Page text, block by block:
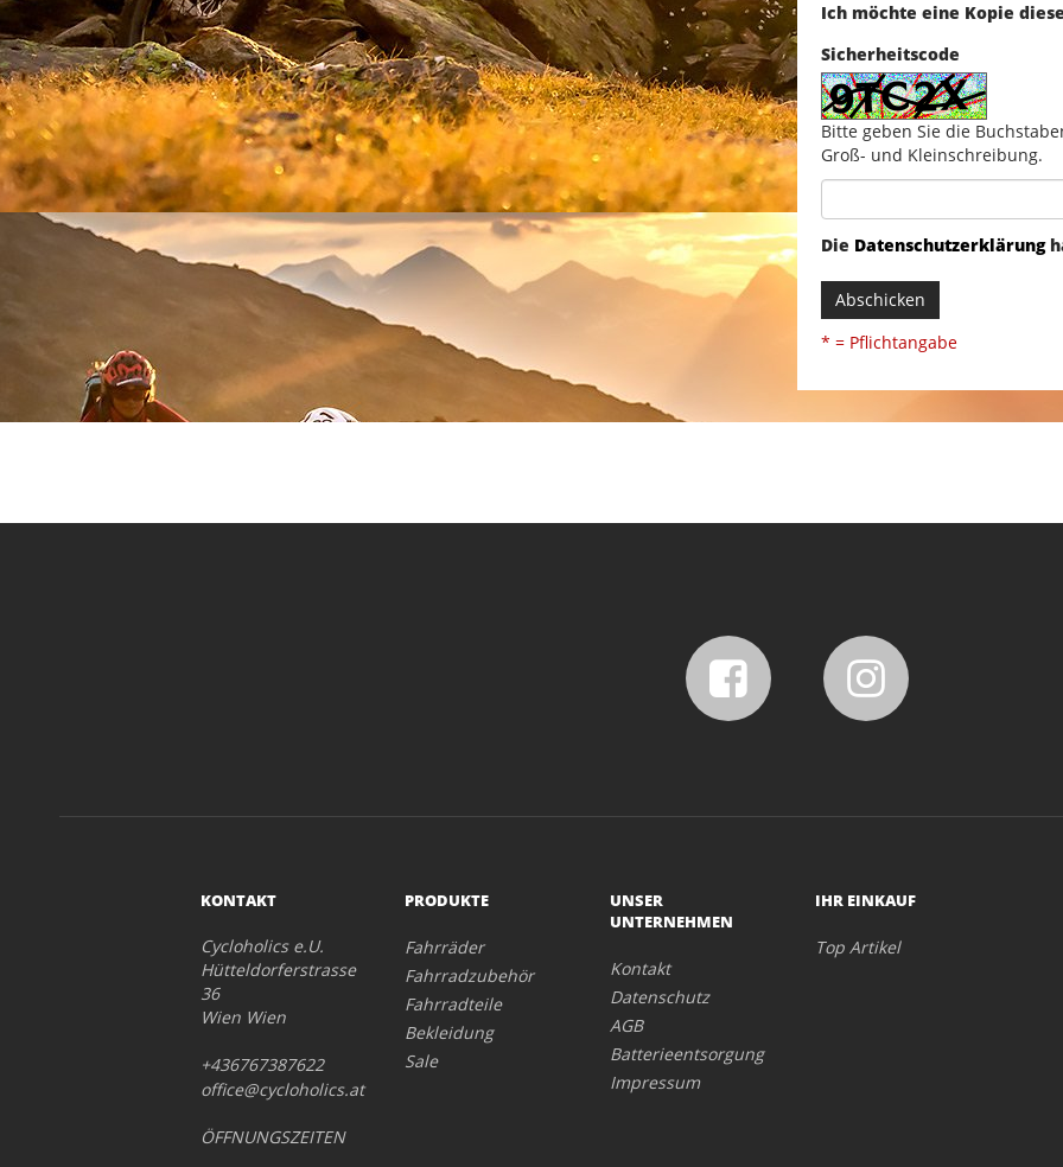
Ich möchte eine Kopie
Sicherheitscode
Bitte geben Sie die
Groß- und Kleinschreibung.
Die Datenschutzerklärung
Abschicken
* = Pflichtangabe
KONTAKT
Cycloholics e.U.
Hütteldorferstrasse
36
Wien Wien
+436767387622
office@cycloholics.at
ÖFFNUNGSZEITEN
PRODUKTE
Fahrräder
Fahrradzubehör
Fahrradteile
Bekleidung
Sale
UNSER
UNTERNEHMEN
Kontakt
Datenschutz
AGB
Batterieentsorgung
Impressum
IHR EINKAUF
Top Artikel